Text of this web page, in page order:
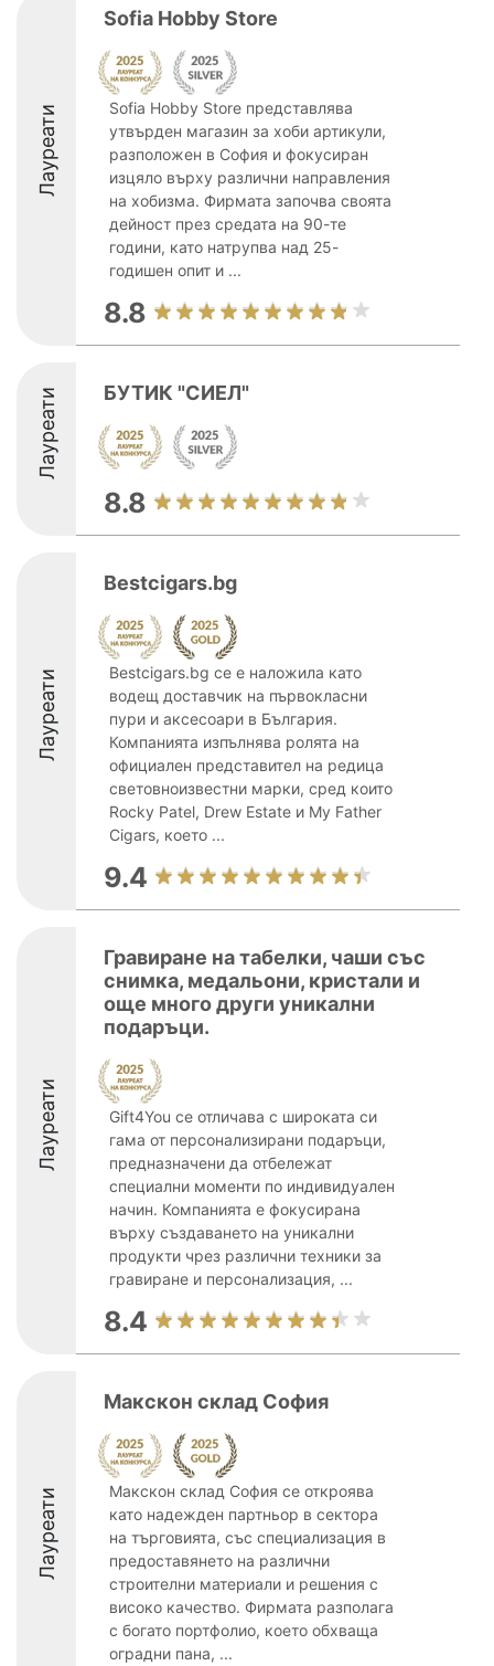
Лауреати
Sofia Hobby Store
Sofia Hobby Store представлява
утвърден магазин за хоби артикули,
разположен в София и фокусиран
изцяло върху различни направления
на хобизма. Фирмата започва своята
дейност през средата на 90-те
години, като натрупва над 25-
годишен опит и ...
8.8
Лауреати БУТИК "СИЕЛ"
8.8
Лауреати
Bestcigars.bg
Bestcigars.bg се е наложила като
водещ доставчик на първокласни
пури и аксесоари в България.
Компанията изпълнява ролята на
официален представител на редица
световноизвестни марки, сред които
Rocky Patel, Drew Estate и My Father
Cigars, което ...
9.4
Лауреати
Гравиране на табелки, чаши със
снимка, медальони, кристали и
още много други уникални
подаръци.
Gift4You се отличава с широката си
гама от персонализирани подаръци,
предназначени да отбележат
специални моменти по индивидуален
начин. Компанията е фокусирана
върху създаването на уникални
продукти чрез различни техники за
гравиране и персонализация, ...
8.4
Лауреати
Макскон склад София
Макскон склад София се откроява
като надежден партньор в сектора
на търговията, със специализация в
предоставянето на различни
строителни материали и решения с
високо качество. Фирмата разполага
с богато портфолио, което обхваща
оградни пана, ...